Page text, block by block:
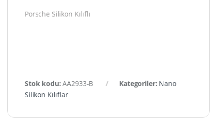
Porsche Silikon Kılıflı
Stok kodu:AA2933-B Kategoriler: Nano
Silikon Kılıflar